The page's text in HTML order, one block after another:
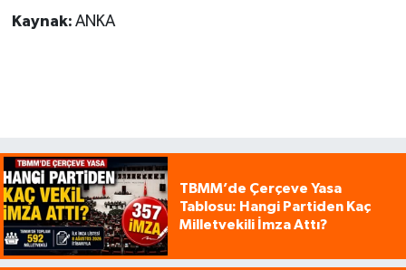
Kaynak: ANKA
TBMM’de Çerçeve Yasa
Tablosu: Hangi Partiden Kaç
Milletvekili İmza Attı?